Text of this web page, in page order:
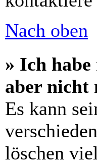
Nach oben
» Ich
aber nicht
Es kann
löschen